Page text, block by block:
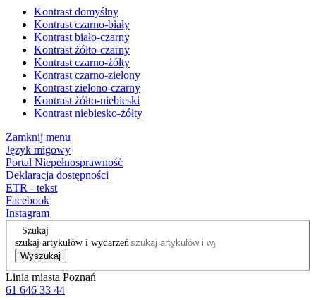
Kontrast domyślny
Kontrast czarno-biały
Kontrast biało-czarny
Kontrast żółto-czarny
Kontrast czarno-żółty
Kontrast czarno-zielony
Kontrast zielono-czarny
Kontrast żółto-niebieski
Kontrast niebiesko-żółty
Zamknij menu
Język migowy
Portal Niepełnosprawność
Deklaracja dostępności
ETR - tekst
Facebook
Instagram
Szukaj
szukaj artykułów i wydarzeń
Wyszukaj
Linia miasta Poznań
61 646 33 44